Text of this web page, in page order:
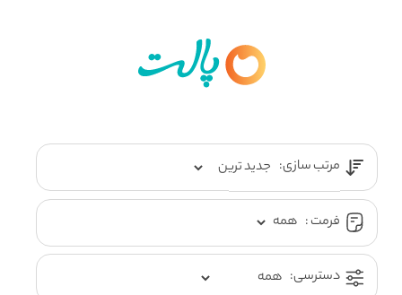
مرتب سازی:
فرمت :
دسترسی: